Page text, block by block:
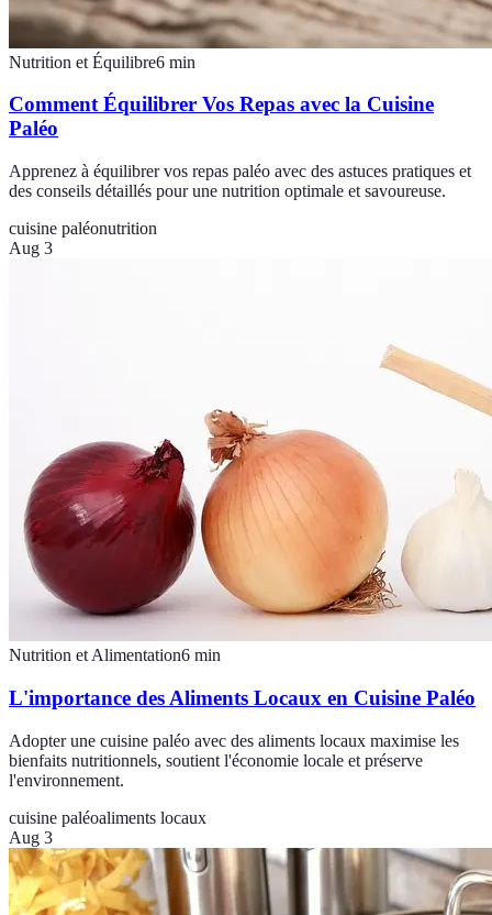
Nutrition et Équilibre6 min
Comment Équilibrer Vos Repas avec la Cuisine
Paléo
Apprenez à équilibrer vos repas paléo avec des astuces pratiques et
des conseils détaillés pour une nutrition optimale et savoureuse.
cuisine paléonutrition
Aug 3
Nutrition et Alimentation6 min
L'importance des Aliments Locaux en Cuisine Paléo
Adopter une cuisine paléo avec des aliments locaux maximise les
bienfaits nutritionnels, soutient l'économie locale et préserve
l'environnement.
cuisine paléoaliments locaux
Aug 3